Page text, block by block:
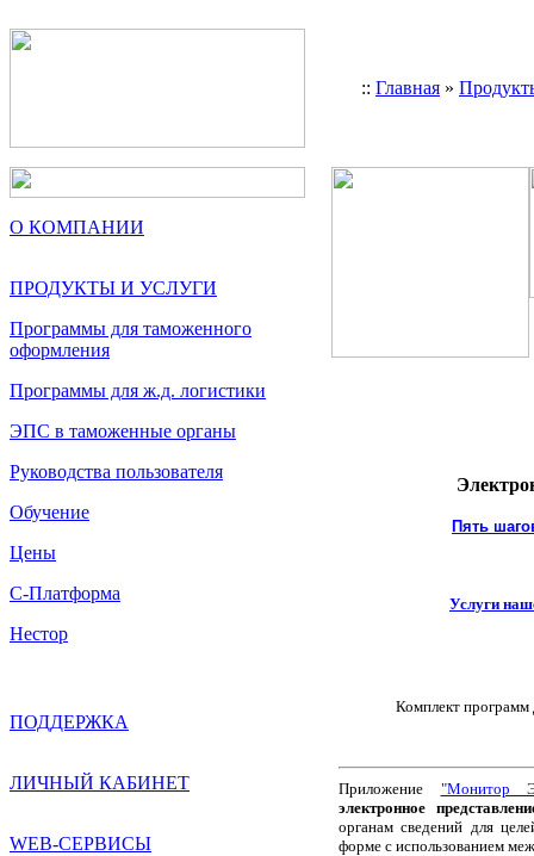
:: Главная »
О КОМПАНИИ
ПРОДУКТЫ И УСЛУГИ
Программы для таможенного
оформления
Программы для ж.д. логистики
ЭПС в таможенные органы
Руководства пользователя
Обучение
Цены
С-Платформа
Нестор
ПОДДЕРЖКА
ЛИЧНЫЙ КАБИНЕТ
WEB-СЕРВИСЫ
Пять
Услуги
Комплект программ
Приложение "Монитор
электронное
органам сведений для
форме с использованием